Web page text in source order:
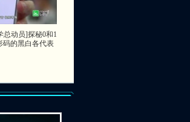
总动员]探秘0和1
码的黑白各代表